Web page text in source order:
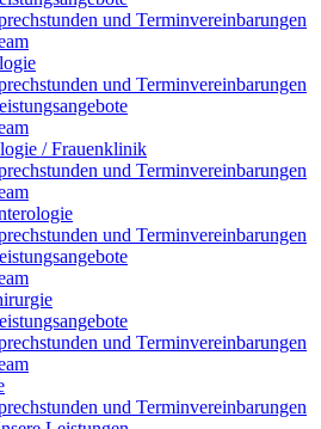
und Terminvereinbarungen
und Terminvereinbarungen
/ Frauenklinik
und Terminvereinbarungen
und Terminvereinbarungen
und Terminvereinbarungen
und Terminvereinbarungen